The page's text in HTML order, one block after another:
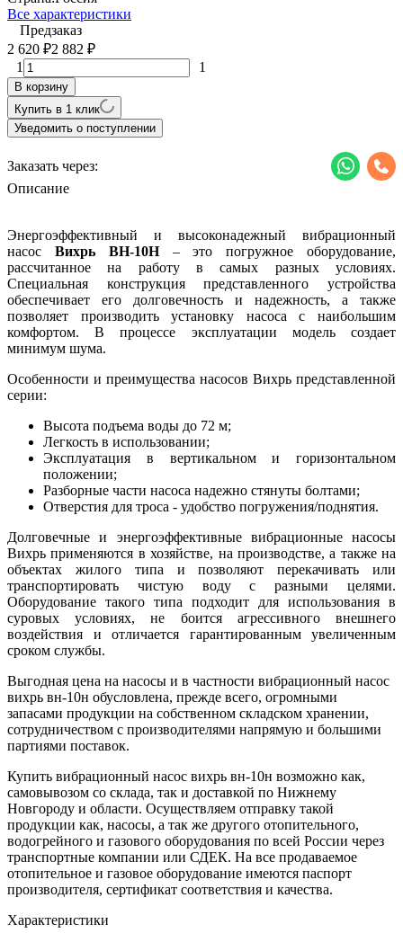
Все характеристики
Предзаказ
2 620 ₽2 882 ₽
1 1
В корзину
Купить в 1 клик
Уведомить о поступлении
Заказать через:
Описание
Энергоэффективный и высоконадежный вибрационный
насос Вихрь ВН-10Н– это погружное оборудование,
рассчитанное на работу в самых разных условиях.
Специальная конструкция представленного устройства
обеспечивает его долговечность и надежность, а также
позволяет производить установку насоса с наибольшим
комфортом. В процессе эксплуатации модель создает
минимум шума.
Особенности и преимущества насосов Вихрь представленной
серии:
Высота подъема воды до 72 м;
Легкость в использовании;
Эксплуатация в вертикальном и горизонтальном
положении;
Разборные части насоса надежно стянуты болтами;
Отверстия для троса - удобство погружения/поднятия.
Долговечные и энергоэффективные вибрационные насосы
Вихрь применяются в хозяйстве, на производстве, а также на
объектах жилого типа и позволяют перекачивать или
транспортировать чистую воду с разными целями.
Оборудование такого типа подходит для использования в
суровых условиях, не боится агрессивного внешнего
воздействия и отличается гарантированным увеличенным
сроком службы.
Выгодная цена на насосы и в частности вибрационный насос
вихрь вн-10н обусловлена, прежде всего, огромными
запасами продукции на собственном складском хранении,
сотрудничеством с производителями напрямую и большими
партиями поставок.
Купить вибрационный насос вихрь вн-10н возможно как,
самовывозом со склада, так и доставкой по Нижнему
Новгороду и области. Осуществляем отправку такой
продукции как, насосы, а так же другого отопительного,
водогрейного и газового оборудования по всей России через
транспортные компании или СДЕК. На все продаваемое
отопительное и газовое оборудование имеются паспорт
производителя, сертификат соответствия и качества.
Характеристики